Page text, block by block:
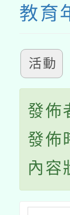
教育
活動
發佈
發佈
內容